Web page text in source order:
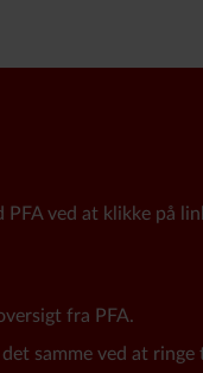
ved at klikke på
fra PFA.
samme ved at